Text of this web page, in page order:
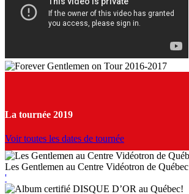
La tournée 2019
Voir toutes les dates de tournée
Les Gentlemen au Centre Vidéotron de Québec
'